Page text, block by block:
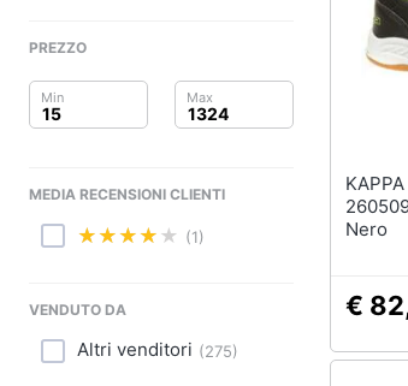
Salute e igiene
Giocattoli
PREZZO
MEDIA RECENSIONI CLIENTI
(1)
VENDUTO DA
Altri venditori (275)
KAPPA - Scarpe
Nero
€